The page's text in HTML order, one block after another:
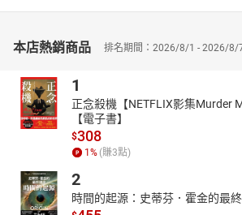
頁參考詳解。除了在「翻譯訣竅」中提點時
者逐步掌握句子結構，為段落及短文寫作奠定
▲ 收錄描寫文、敘述文、議論文、應用文等
▲ 闡述關鍵寫作技巧，從比喻法、假設語氣
▲ 提供豐富練習內容，幫助你穩定提升英文寫
引導讀者寫出流暢、邏輯清晰的英文文章。
巧，如比喻、隱喻、假設法和因果關係等，
描寫文、敘述文、議論文、應用文、看圖寫
主題式的寫作訓練，幫助讀者提升寫作的流
本店熱銷商品 排名期間：2026/8/1 - 2026/8/
1
正念殺機【NETFLIX影集Murder
【電子書】
$308
1 % (賺3點)
2
時間的起源：史蒂芬．霍金的最終